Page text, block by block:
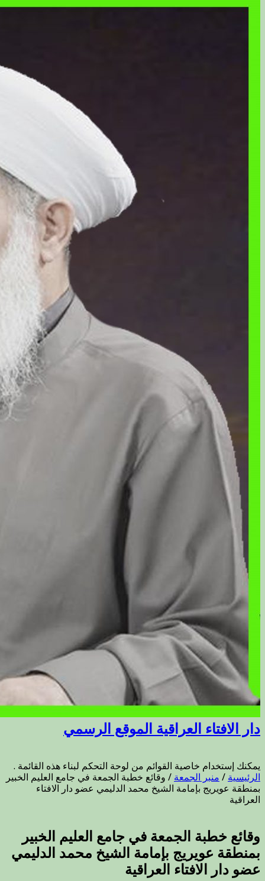
دار الافتاء العراقية الموقع الرسمي
يمكنك إستخدام خاصية القوائم من لوحة التحكم لبناء هذه القائمة .
الرئيسية / منبر الجمعة / وقائع خطبة الجمعة في جامع العليم الخبير
بمنطقة عويريج بإمامة الشيخ محمد الدليمي عضو دار الافتاء
العراقية
وقائع خطبة الجمعة في جامع العليم الخبير
بمنطقة عويريج بإمامة الشيخ محمد الدليمي
عضو دار الافتاء العراقية